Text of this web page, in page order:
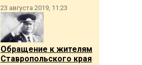
23 августа 2019, 11:23
Обращение к жителям
Ставропольского края